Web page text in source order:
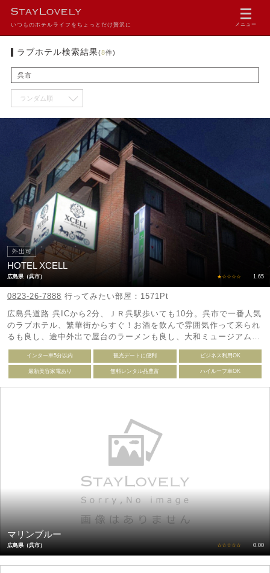
いつものホテルライフをちょっとだけ贅沢に メニュー
ラブホテル検索結果(8件)
呉市
HOTEL XCELL
広島県（呉市） ★☆☆☆☆ 1.65
0823-26-7888 行ってみたい部屋：1571Pt
広島呉道路 呉ICから2分、ＪＲ呉駅歩いても10分。呉市で一番人気
のラブホテル、繁華街からすぐ！お酒を飲んで雰囲気作って来られ
るも良し、途中外出で屋台のラーメンも良し、大和ミュージアムに
一番近いラブホテルです。
インター車5分以内 観光デートに便利 ビジネス利用OK
最新美容家電あり 無料レンタル品豊富 ハイルーフ車OK
マリンブルー
広島県（呉市） ☆☆☆☆☆ 0.00